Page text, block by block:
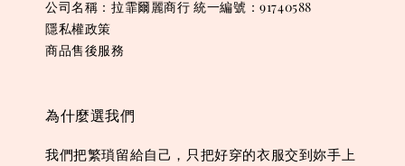
公司名稱：拉霏爾麗商行 統一編號：91740588
隱私權政策
商品售後服務
為什麼選我們
我們把繁瑣留給自己，只把好穿的衣服交到妳手上